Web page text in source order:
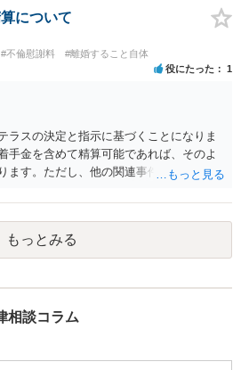
なく、「残りのお金で自己責任で生活せ
生活保護を受給することになった時はす
いあるいは調停申立てをすべきでしょ
について
#不倫慰謝料 #離婚すること自体
役にたった 1
ラスの決定と指示に基づくことになりま
手金を含めて精算可能であれば、そのよ
ます。ただし、他の関連事件でも相手方
で、法テラスへお尋ねいただいた方が確
もっとみる
相談コラム